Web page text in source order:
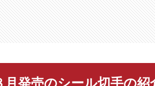
月発売のシール切手の紹